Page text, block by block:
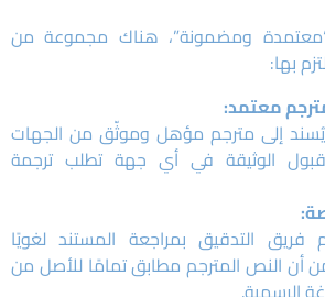
ومضمونة”، هناك مجموعة من
بها:
معتمد:
إلى مترجم مؤهل وموثّق من الجهات
الوثيقة في أي جهة تطلب ترجمة
فريق التدقيق بمراجعة المستند لغويًا
أن النص المترجم مطابق تمامًا للأصل من